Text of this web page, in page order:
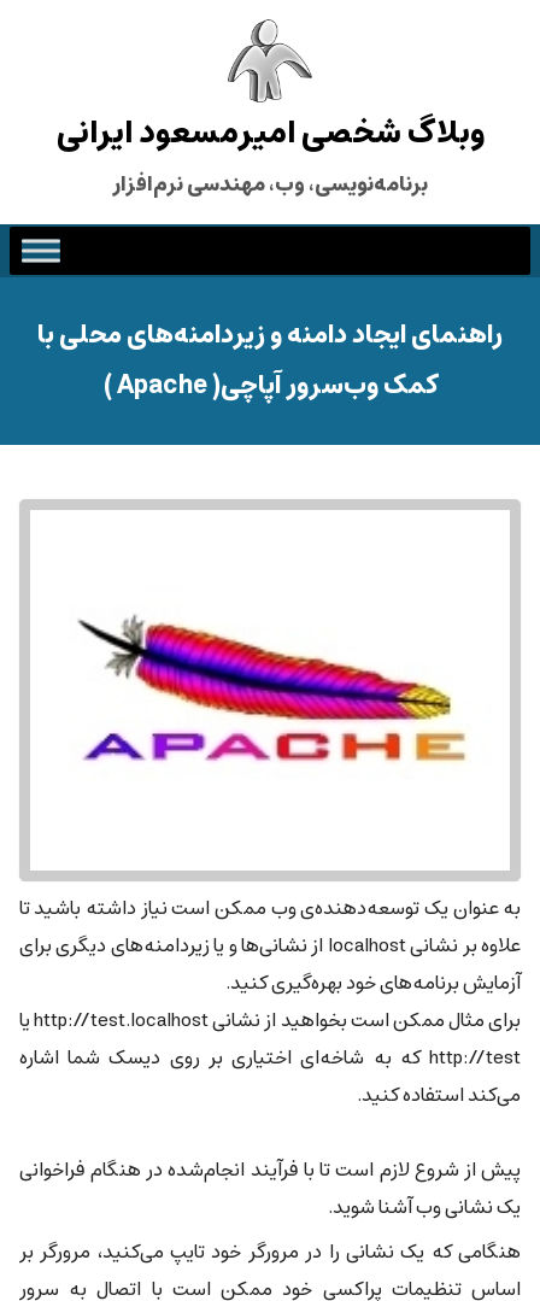
وبلاگ شخصی امیرمسعود ایرانی
برنامه‌نویسی، وب، مهندسی نرم‌افزار
راهنمای ایجاد دامنه و زیردامنه‌های محلی با
کمک وب‌سرور آپاچی( Apache )
به عنوان یک توسعه‌دهنده‌ی وب ممکن است نیاز داشته باشید تا
علاوه بر نشانی localhost از نشانی‌ها و یا زیردامنه‌های دیگری برای
آزمایش برنامه‌های خود بهره‌گیری کنید.
برای مثال ممکن است بخواهید از نشانی http://test.localhost یا
http://test که به شاخه‌ای اختیاری بر روی دیسک شما اشاره
می‌کند استفاده کنید.
پیش از شروع لازم است تا با فرآیند انجام‌شده در هنگام فراخوانی
یک نشانی وب آشنا شوید.
هنگامی که یک نشانی را در مرورگر خود تایپ می‌کنید، مرورگر بر
اساس تنظیمات پراکسی خود ممکن است با اتصال به سرور